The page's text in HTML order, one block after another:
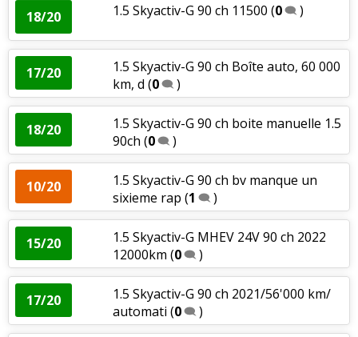
18/20 1.5 Skyactiv-G 90 ch 11500 (0 )
17/20
1.5 Skyactiv-G 90 ch Boîte auto, 60 000
km, d (0 )
18/20
1.5 Skyactiv-G 90 ch boite manuelle 1.5
90ch (0 )
10/20
1.5 Skyactiv-G 90 ch bv manque un
sixieme rap (1 )
15/20
1.5 Skyactiv-G MHEV 24V 90 ch 2022
12000km (0 )
17/20
1.5 Skyactiv-G 90 ch 2021/56'000 km/
automati (0 )